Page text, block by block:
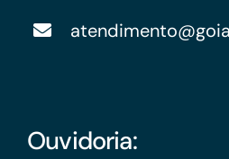
Ouvidoria: